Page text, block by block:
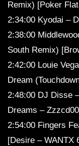
Remix) [Poker
2:34:00 Kyodai –
2:38:00
South Remix)
2:42:00 Louie
Dream
2:48:00 DJ Disse
Dreams –
2:54:00 Fingers
[Desire – WANTX